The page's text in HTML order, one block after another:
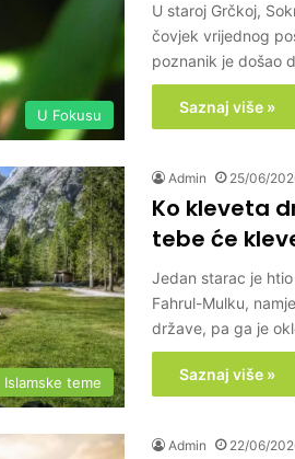
U Fokusu
U staroj Grčkoj,
čovjek vrijednog
poznanik je došao
Saznaj više »
Islamske teme
Admin 25/06/
Ko kleveta
tebe će
Jedan starac je
Fahrul-Mulku,
države, pa ga je
Saznaj više »
Admin 22/06/